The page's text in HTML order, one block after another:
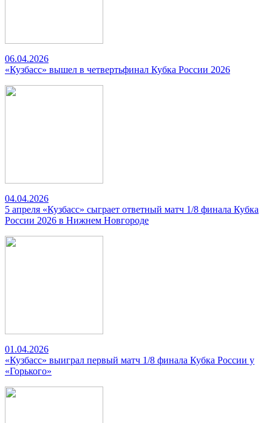
06.04.2026
«Кузбасс» вышел в четвертьфинал Кубка России 2026
04.04.2026
5 апреля «Кузбасс» сыграет ответный матч 1/8 финала Кубка
России 2026 в Нижнем Новгороде
01.04.2026
«Кузбасс» выиграл первый матч 1/8 финала Кубка России у
«Горького»